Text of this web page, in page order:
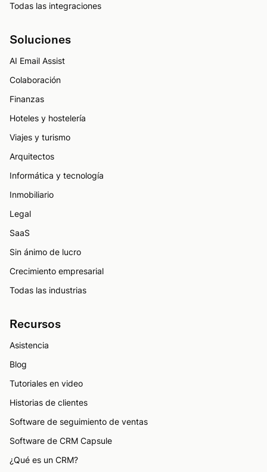
Todas las integraciones
Soluciones
AI Email Assist
Colaboración
Finanzas
Hoteles y hostelería
Viajes y turismo
Arquitectos
Informática y tecnología
Inmobiliario
Legal
SaaS
Sin ánimo de lucro
Crecimiento empresarial
Todas las industrias
Recursos
Asistencia
Blog
Tutoriales en video
Historias de clientes
Software de seguimiento de ventas
Software de CRM Capsule
¿Qué es un CRM?